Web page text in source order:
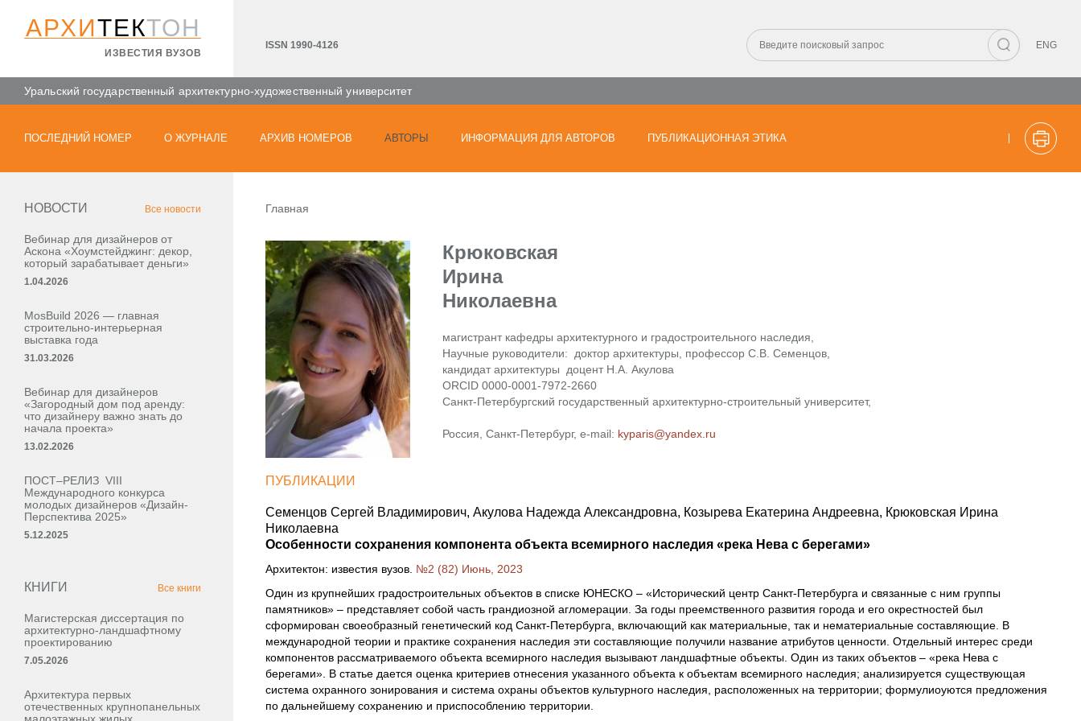
АРХИТЕКТОН
ИЗВЕСТИЯ ВУЗОВ
ISSN 1990-4126 ENG
Уральский государственный архитектурно-художественный университет
ПОСЛЕДНИЙ НОМЕР О ЖУРНАЛЕ АРХИВ НОМЕРОВ АВТОРЫ ИНФОРМАЦИЯ ДЛЯ АВТОРОВ ПУБЛИКАЦИОННАЯ ЭТИКА
НОВОСТИ Все новости
Вебинар для дизайнеров от
Аскона «Хоумстейджинг: декор,
который зарабатывает деньги»
1.04.2026
MosBuild 2026 — главная
строительно-интерьерная
выставка года
31.03.2026
Вебинар для дизайнеров
«Загородный дом под аренду:
что дизайнеру важно знать до
начала проекта»
13.02.2026
ПОСТ–РЕЛИЗ VIII
Международного конкурса
молодых дизайнеров «Дизайн-
Перспектива 2025»
5.12.2025
КНИГИ Все книги
Магистерская диссертация по
архитектурно-ландшафтному
проектированию
7.05.2026
Архитектура первых
отечественных крупнопанельных
Главная
Крюковская
Ирина
Николаевна
магистрант кафедры архитектурного и градостроительного наследия,
Научные руководители: доктор архитектуры, профессор С.В. Семенцов,
кандидат архитектуры доцент Н.А. Акулова
ORCID 0000-0001-7972-2660
Санкт-Петербургский государственный архитектурно-строительный университет,
Россия, Санкт-Петербург, e-mail: kyparis@yandex.ru
ПУБЛИКАЦИИ
Семенцов Сергей Владимирович, Акулова Надежда Александровна, Козырева Екатерина Андреевна, Крюковская Ирина
Николаевна
Особенности сохранения компонента объекта всемирного наследия «река Нева с берегами»
Архитектон: известия вузов. №2 (82) Июнь, 2023
Один из крупнейших градостроительных объектов в списке ЮНЕСКО – «Исторический центр Санкт-Петербурга и связанные с ним группы
памятников» – представляет собой часть грандиозной агломерации. За годы преемственного развития города и его окрестностей был
сформирован своеобразный генетический код Санкт-Петербурга, включающий как материальные, так и нематериальные составляющие. В
международной теории и практике сохранения наследия эти составляющие получили название атрибутов ценности. Отдельный интерес среди
компонентов рассматриваемого объекта всемирного наследия вызывают ландшафтные объекты. Один из таких объектов – «река Нева с
берегами». В статье дается оценка критериев отнесения указанного объекта к объектам всемирного наследия; анализируется существующая
система охранного зонирования и система охраны объектов культурного наследия, расположенных на территории; формулиоуются предложения
по дальнейшему сохранению и приспособлению территории.